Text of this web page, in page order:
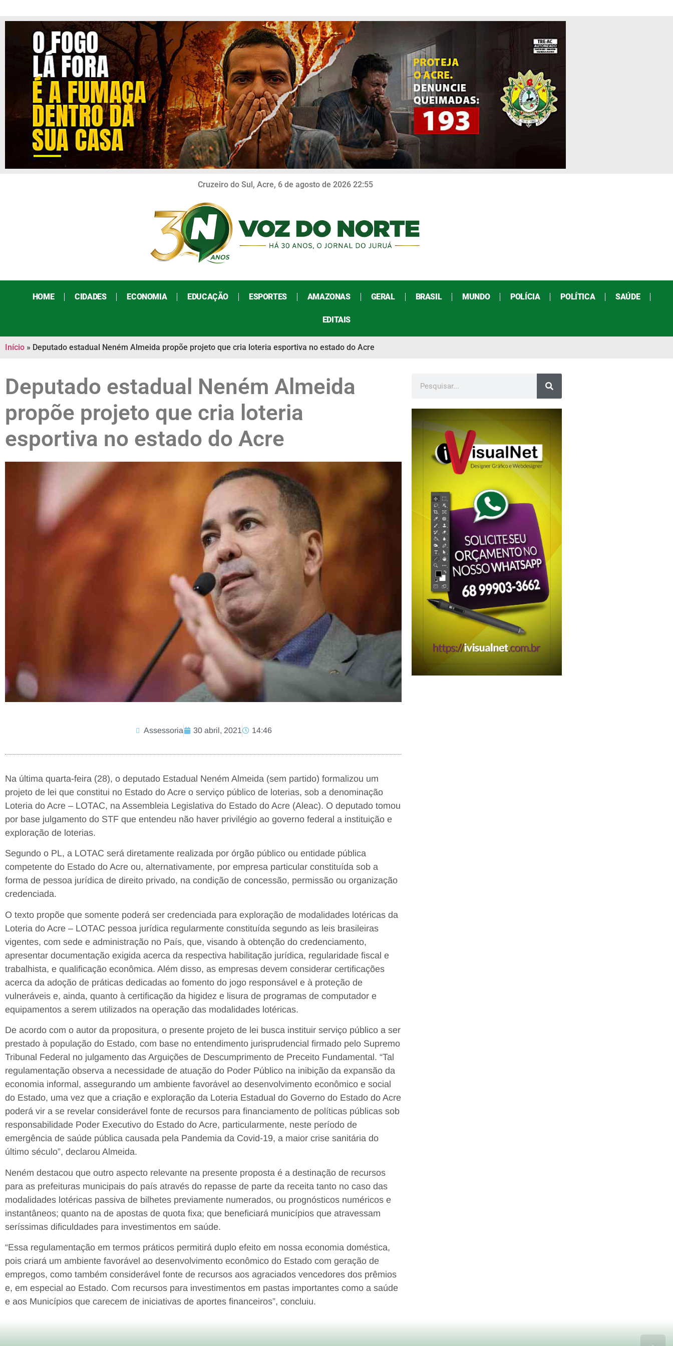
Cruzeiro do Sul, Acre, 6 de agosto de 2026 22:55
HOME CIDADES ECONOMIA EDUCAÇÃO ESPORTES AMAZONAS GERAL BRASIL MUNDO POLÍCIA POLÍTICA SAÚDE
EDITAIS
Início » Deputado estadual Neném Almeida propõe projeto que cria loteria esportiva no estado do Acre
Deputado estadual Neném Almeida
propõe projeto que cria loteria
esportiva no estado do Acre
Assessoria 30 abril, 2021 14:46
Na última quarta-feira (28), o deputado Estadual Neném Almeida (sem partido) formalizou um
projeto de lei que constitui no Estado do Acre o serviço público de loterias, sob a denominação
Loteria do Acre – LOTAC, na Assembleia Legislativa do Estado do Acre (Aleac). O deputado tomou
por base julgamento do STF que entendeu não haver privilégio ao governo federal a instituição e
exploração de loterias.
Segundo o PL, a LOTAC será diretamente realizada por órgão público ou entidade pública
competente do Estado do Acre ou, alternativamente, por empresa particular constituída sob a
forma de pessoa jurídica de direito privado, na condição de concessão, permissão ou organização
credenciada.
O texto propõe que somente poderá ser credenciada para exploração de modalidades lotéricas da
Loteria do Acre – LOTAC pessoa jurídica regularmente constituída segundo as leis brasileiras
vigentes, com sede e administração no País, que, visando à obtenção do credenciamento,
apresentar documentação exigida acerca da respectiva habilitação jurídica, regularidade fiscal e
trabalhista, e qualificação econômica. Além disso, as empresas devem considerar certificações
acerca da adoção de práticas dedicadas ao fomento do jogo responsável e à proteção de
vulneráveis e, ainda, quanto à certificação da higidez e lisura de programas de computador e
equipamentos a serem utilizados na operação das modalidades lotéricas.
De acordo com o autor da propositura, o presente projeto de lei busca instituir serviço público a ser
prestado à população do Estado, com base no entendimento jurisprudencial firmado pelo Supremo
Tribunal Federal no julgamento das Arguições de Descumprimento de Preceito Fundamental. “Tal
regulamentação observa a necessidade de atuação do Poder Público na inibição da expansão da
economia informal, assegurando um ambiente favorável ao desenvolvimento econômico e social
do Estado, uma vez que a criação e exploração da Loteria Estadual do Governo do Estado do Acre
poderá vir a se revelar considerável fonte de recursos para financiamento de políticas públicas sob
responsabilidade Poder Executivo do Estado do Acre, particularmente, neste período de
emergência de saúde pública causada pela Pandemia da Covid-19, a maior crise sanitária do
último século”, declarou Almeida.
Neném destacou que outro aspecto relevante na presente proposta é a destinação de recursos
para as prefeituras municipais do país através do repasse de parte da receita tanto no caso das
modalidades lotéricas passiva de bilhetes previamente numerados, ou prognósticos numéricos e
instantâneos; quanto na de apostas de quota fixa; que beneficiará municípios que atravessam
seríssimas dificuldades para investimentos em saúde.
“Essa regulamentação em termos práticos permitirá duplo efeito em nossa economia doméstica,
pois criará um ambiente favorável ao desenvolvimento econômico do Estado com geração de
empregos, como também considerável fonte de recursos aos agraciados vencedores dos prêmios
e, em especial ao Estado. Com recursos para investimentos em pastas importantes como a saúde
e aos Municípios que carecem de iniciativas de aportes financeiros”, concluiu.